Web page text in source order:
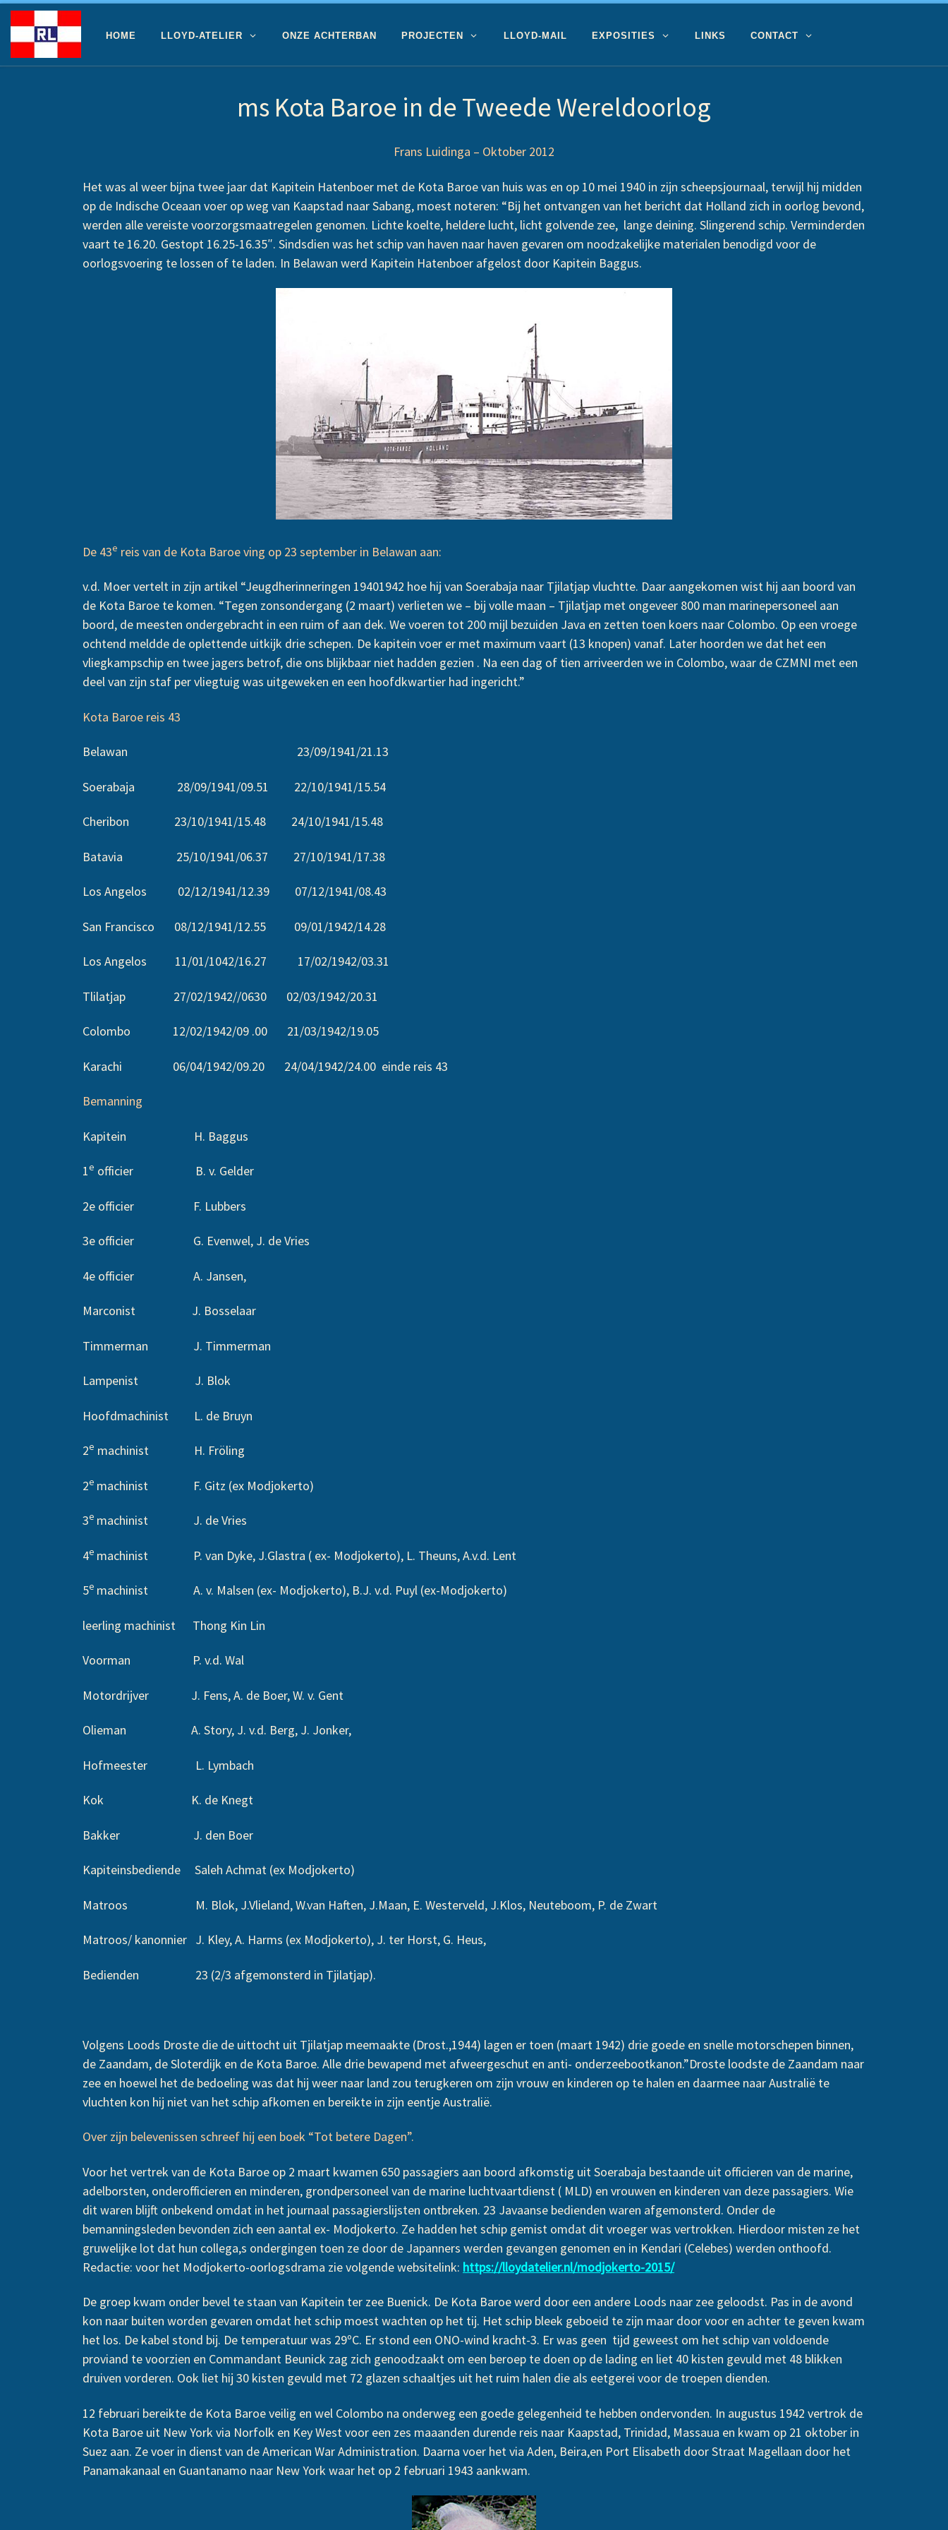
Ga naar inhoud
HOME LLOYD-ATELIER ONZE ACHTERBAN PROJECTEN LLOYD-MAIL EXPOSITIES LINKS CONTACT
ms Kota Baroe in de Tweede Wereldoorlog
Frans Luidinga – Oktober 2012
Het was al weer bijna twee jaar dat Kapitein Hatenboer met de Kota Baroe van huis was en op 10 mei 1940 in zijn scheepsjournaal, terwijl hij midden
op de Indische Oceaan voer op weg van Kaapstad naar Sabang, moest noteren: “Bij het ontvangen van het bericht dat Holland zich in oorlog bevond,
werden alle vereiste voorzorgsmaatregelen genomen. Lichte koelte, heldere lucht, licht golvende zee, lange deining. Slingerend schip. Verminderden
vaart te 16.20. Gestopt 16.25-16.35″. Sindsdien was het schip van haven naar haven gevaren om noodzakelijke materialen benodigd voor de
oorlogsvoering te lossen of te laden. In Belawan werd Kapitein Hatenboer afgelost door Kapitein Baggus.
De 43e reis van de Kota Baroe ving op 23 september in Belawan aan:
v.d. Moer vertelt in zijn artikel “Jeugdherinneringen 19401942 hoe hij van Soerabaja naar Tjilatjap vluchtte. Daar aangekomen wist hij aan boord van
de Kota Baroe te komen. “Tegen zonsondergang (2 maart) verlieten we – bij volle maan – Tjilatjap met ongeveer 800 man marinepersoneel aan
boord, de meesten ondergebracht in een ruim of aan dek. We voeren tot 200 mijl bezuiden Java en zetten toen koers naar Colombo. Op een vroege
ochtend meldde de oplettende uitkijk drie schepen. De kapitein voer er met maximum vaart (13 knopen) vanaf. Later hoorden we dat het een
vliegkampschip en twee jagers betrof, die ons blijkbaar niet hadden gezien . Na een dag of tien arriveerden we in Colombo, waar de CZMNI met een
deel van zijn staf per vliegtuig was uitgeweken en een hoofdkwartier had ingericht.”
Kota Baroe reis 43
Belawan 23/09/1941/21.13
Soerabaja 28/09/1941/09.51 22/10/1941/15.54
Cheribon 23/10/1941/15.48 24/10/1941/15.48
Batavia 25/10/1941/06.37 27/10/1941/17.38
Los Angelos 02/12/1941/12.39 07/12/1941/08.43
San Francisco 08/12/1941/12.55 09/01/1942/14.28
Los Angelos 11/01/1042/16.27 17/02/1942/03.31
Tlilatjap 27/02/1942//0630 02/03/1942/20.31
Colombo 12/02/1942/09 .00 21/03/1942/19.05
Karachi 06/04/1942/09.20 24/04/1942/24.00 einde reis 43
Bemanning
Kapitein H. Baggus
1e officier B. v. Gelder
2e officier F. Lubbers
3e officier G. Evenwel, J. de Vries
4e officier A. Jansen,
Marconist J. Bosselaar
Timmerman J. Timmerman
Lampenist J. Blok
Hoofdmachinist L. de Bruyn
2e machinist H. Fröling
2e machinist F. Gitz (ex Modjokerto)
3e machinist J. de Vries
4e machinist P. van Dyke, J.Glastra ( ex- Modjokerto), L. Theuns, A.v.d. Lent
5e machinist A. v. Malsen (ex- Modjokerto), B.J. v.d. Puyl (ex-Modjokerto)
leerling machinist Thong Kin Lin
Voorman P. v.d. Wal
Motordrijver J. Fens, A. de Boer, W. v. Gent
Olieman A. Story, J. v.d. Berg, J. Jonker,
Hofmeester L. Lymbach
Kok K. de Knegt
Bakker J. den Boer
Kapiteinsbediende Saleh Achmat (ex Modjokerto)
Matroos M. Blok, J.Vlieland, W.van Haften, J.Maan, E. Westerveld, J.Klos, Neuteboom, P. de Zwart
Matroos/ kanonnier J. Kley, A. Harms (ex Modjokerto), J. ter Horst, G. Heus,
Bedienden 23 (2/3 afgemonsterd in Tjilatjap).
Volgens Loods Droste die de uittocht uit Tjilatjap meemaakte (Drost.,1944) lagen er toen (maart 1942) drie goede en snelle motorschepen binnen,
de Zaandam, de Sloterdijk en de Kota Baroe. Alle drie bewapend met afweergeschut en anti- onderzeebootkanon.”Droste loodste de Zaandam naar
zee en hoewel het de bedoeling was dat hij weer naar land zou terugkeren om zijn vrouw en kinderen op te halen en daarmee naar Australië te
vluchten kon hij niet van het schip afkomen en bereikte in zijn eentje Australië.
Over zijn belevenissen schreef hij een boek “Tot betere Dagen”.
Voor het vertrek van de Kota Baroe op 2 maart kwamen 650 passagiers aan boord afkomstig uit Soerabaja bestaande uit officieren van de marine,
adelborsten, onderofficieren en minderen, grondpersoneel van de marine luchtvaartdienst ( MLD) en vrouwen en kinderen van deze passagiers. Wie
dit waren blijft onbekend omdat in het journaal passagierslijsten ontbreken. 23 Javaanse bedienden waren afgemonsterd. Onder de
bemanningsleden bevonden zich een aantal ex- Modjokerto. Ze hadden het schip gemist omdat dit vroeger was vertrokken. Hierdoor misten ze het
gruwelijke lot dat hun collega,s ondergingen toen ze door de Japanners werden gevangen genomen en in Kendari (Celebes) werden onthoofd.
Redactie: voor het Modjokerto-oorlogsdrama zie volgende websitelink: https://lloydatelier.nl/modjokerto-2015/
De groep kwam onder bevel te staan van Kapitein ter zee Buenick. De Kota Baroe werd door een andere Loods naar zee geloodst. Pas in de avond
kon naar buiten worden gevaren omdat het schip moest wachten op het tij. Het schip bleek geboeid te zijn maar door voor en achter te geven kwam
het los. De kabel stond bij. De temperatuur was 29ºC. Er stond een ONO-wind kracht-3. Er was geen tijd geweest om het schip van voldoende
proviand te voorzien en Commandant Beunick zag zich genoodzaakt om een beroep te doen op de lading en liet 40 kisten gevuld met 48 blikken
druiven vorderen. Ook liet hij 30 kisten gevuld met 72 glazen schaaltjes uit het ruim halen die als eetgerei voor de troepen dienden.
12 februari bereikte de Kota Baroe veilig en wel Colombo na onderweg een goede gelegenheid te hebben ondervonden. In augustus 1942 vertrok de
Kota Baroe uit New York via Norfolk en Key West voor een zes maaanden durende reis naar Kaapstad, Trinidad, Massaua en kwam op 21 oktober in
Suez aan. Ze voer in dienst van de American War Administration. Daarna voer het via Aden, Beira,en Port Elisabeth door Straat Magellaan door het
Panamakanaal en Guantanamo naar New York waar het op 2 februari 1943 aankwam.